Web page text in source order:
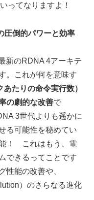
ってなりますよ！
圧倒的パワーと効率
新のRDNA 4アーキテ
。これが何を意味す
あたりの命令実行数）
の劇的な改善で
3世代よりも遥かに
る可能性を秘めてい
！ これはもう、電
できるってことです
能の改善や、
）のさらなる進化